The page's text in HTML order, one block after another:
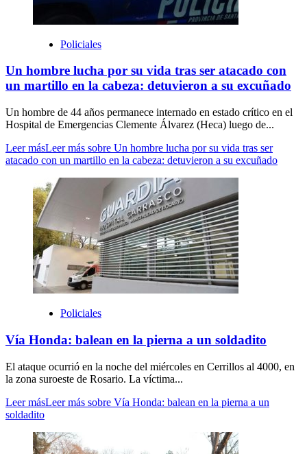
Policiales
Un hombre lucha por su vida tras ser atacado con
un martillo en la cabeza: detuvieron a su excuñado
Un hombre de 44 años permanece internado en estado crítico en el
Hospital de Emergencias Clemente Álvarez (Heca) luego de...
Leer másLeer más sobre Un hombre lucha por su vida tras ser
atacado con un martillo en la cabeza: detuvieron a su excuñado
Policiales
Vía Honda: balean en la pierna a un soldadito
El ataque ocurrió en la noche del miércoles en Cerrillos al 4000, en
la zona suroeste de Rosario. La víctima...
Leer másLeer más sobre Vía Honda: balean en la pierna a un
soldadito